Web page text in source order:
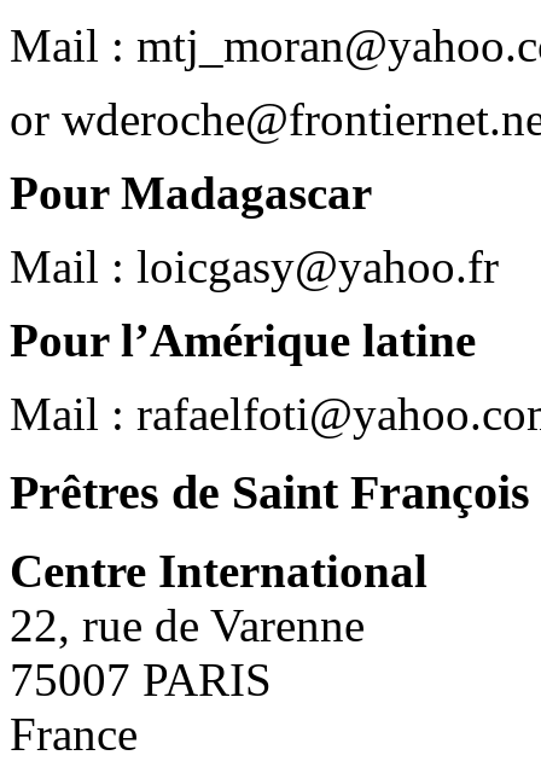
Mail :
or
Pour Madagascar
Mail : loicgasy@yahoo.fr
Pour l’Amérique latine
Mail :
Prêtres de Saint François
Centre International
22, rue de Varenne
75007 PARIS
France